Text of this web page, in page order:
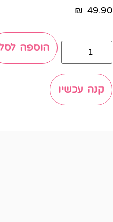
49.90
₪
הוספה
קנה עכשיו